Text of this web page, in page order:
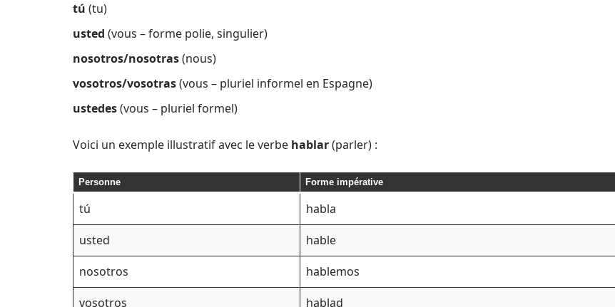
tú (tu)
usted (vous – forme polie, singulier)
nosotros/nosotras(nous)
vosotros/vosotras(vous – pluriel informel en Espagne)
ustedes(vous – pluriel formel)
Voici un exemple illustratif avec le verbe hablar(parler) :
Personne Forme impérative
tú
habla
usted
hable
nosotros
hablemos
vosotros
hablad